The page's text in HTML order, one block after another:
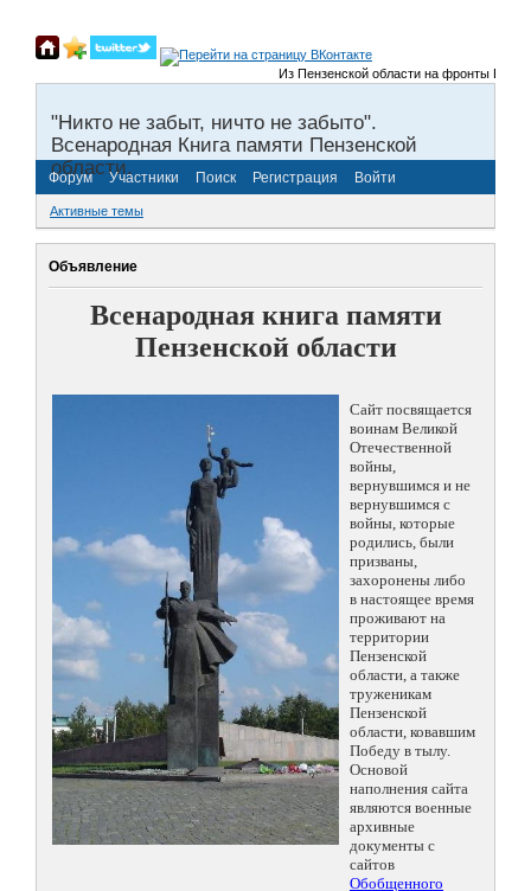
Из Пензенской области на фронты
"Никто не забыт, ничто не забыто".
Всенародная Книга памяти Пензенской
области.
Форум Участники Поиск Регистрация Войти
Активные темы
Объявление
Всенародная книга памяти
Пензенской области
Сайт посвящается
воинам Великой
Отечественной
войны,
вернувшимся и не
вернувшимся с
войны, которые
родились, были
призваны,
захоронены либо
в настоящее время
проживают на
территории
Пензенской
области, а также
труженикам
Пензенской
области, ковавшим
Победу в тылу.
Основой
наполнения сайта
являются военные
архивные
документы с
сайтов
Обобщенного